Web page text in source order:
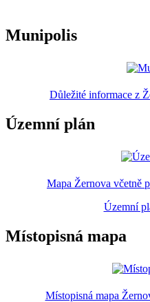
Munipolis
Důležité informace z
Územní plán
Mapa Žernova včetně
Územní
Místopisná mapa
Místopisná mapa